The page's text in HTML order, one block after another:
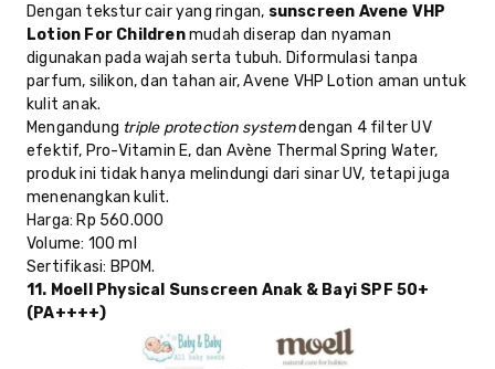
Dengan tekstur cair yang ringan, sunscreen Avene VHP
Lotion For Childrenmudah diserap dan nyaman
digunakan pada wajah serta tubuh. Diformulasi tanpa
parfum, silikon, dan tahan air, Avene VHP Lotion aman untuk
kulit anak.
Mengandung triple protection systemdengan 4 filter UV
efektif, Pro-Vitamin E, dan Avène Thermal Spring Water,
produk ini tidak hanya melindungi dari sinar UV, tetapi juga
menenangkan kulit.
Harga: Rp 560.000
Volume: 100 ml
Sertifikasi: BPOM.
11. Moell Physical Sunscreen Anak & Bayi SPF 50+
(PA++++)